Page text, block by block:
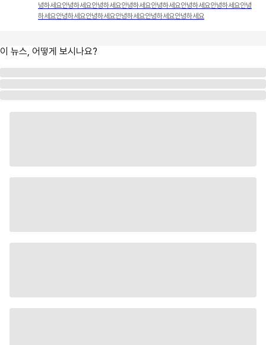
녕하세요안녕하세요안녕하세요안녕하세요안녕하세요안녕하세요안녕하세요안녕
하세요안녕하세요안녕하세요안녕하세요안녕하세요안녕하세요
이 뉴스, 어떻게 보시나요?